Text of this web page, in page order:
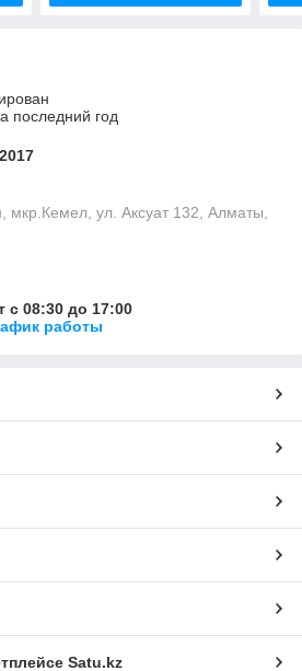
последний год
мкр.Кемел, ул. Аксуат 132, Алматы,
с 08:30 до 17:00
работы
Satu.kz